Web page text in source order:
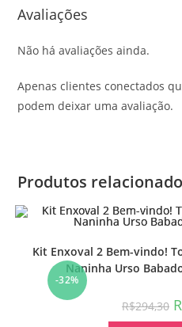
Avaliações
Não há avaliações ainda.
Apenas clientes conectados
podem deixar uma avaliação.
Produtos
-32%
Kit Enxoval 2 Bem-vindo!
Naninha Urso
R$294,30